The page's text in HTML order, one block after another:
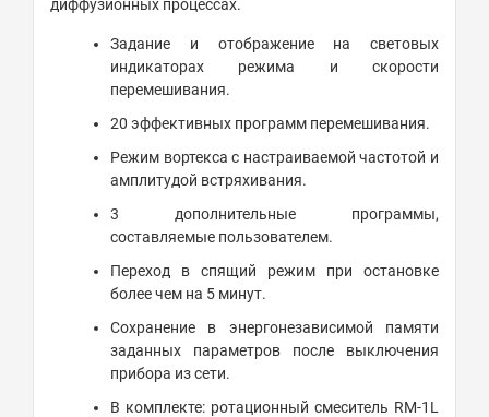
диффузионных процессах.
Задание и отображение на световых
индикаторах режима и скорости
перемешивания.
20 эффективных программ перемешивания.
Режим вортекса с настраиваемой частотой и
амплитудой встряхивания.
3 дополнительные программы,
составляемые пользователем.
Переход в спящий режим при остановке
более чем на 5 минут.
Сохранение в энергонезависимой памяти
заданных параметров после выключения
прибора из сети.
В комплекте: ротационный смеситель RM-1L